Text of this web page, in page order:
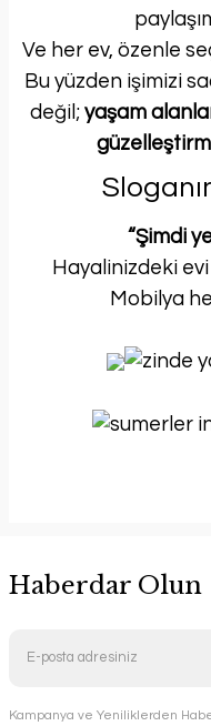
Ve her ev, özenle
Bu yüzden işimizi
değil; yaşam
“Şimdi
Hayalinizdeki
Mobilya
Haberdar Olun
Kampanya ve Yeniliklerden